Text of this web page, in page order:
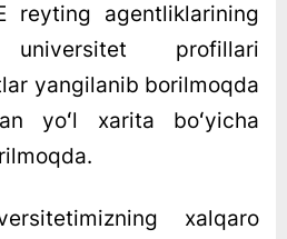
reyting agentliklarining
universitet profillari
yangilanib borilmoqda
yoʻl xarita boʻyicha
xalqaro